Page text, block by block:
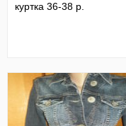
куртка 36-38 р.